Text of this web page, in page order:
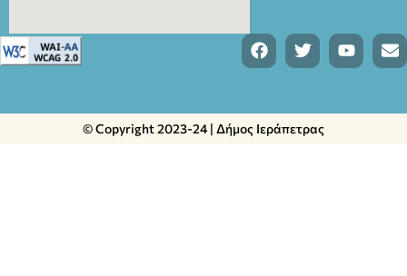
© Copyright 2023-24 | Δήμος Ιεράπετρας